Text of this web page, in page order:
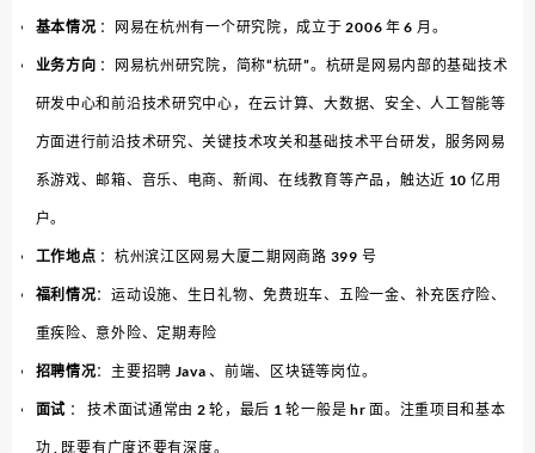
基本情况 ：网易在杭州有一个研究院，成立于 2006 年 6 月。
业务方向 ：⽹易杭州研究院，简称“杭研”。杭研是⽹易内部的基础技术
研发中⼼和前沿技术研究中⼼，在云计算、⼤数据、安全、⼈⼯智能等
⽅⾯进⾏前沿技术研究、关键技术攻关和基础技术平台研发，服务⽹易
系游戏、邮箱、⾳乐、电商、新闻、在线教育等产品，触达近 10 亿⽤
户。
工作地点 ：杭州滨江区网易大厦二期网商路 399 号
福利情况：运动设施、生日礼物、免费班车、五险一金、补充医疗险、
重疾险、意外险、定期寿险
招聘情况：主要招聘 Java 、前端、区块链等岗位。
面试 ： 技术面试通常由 2 轮，最后 1 轮一般是 hr 面。注重项目和基本
功 , 既要有广度还要有深度。